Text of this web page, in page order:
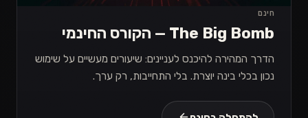
חינם
The Big Bomb — הקורס החינמי
הדרך המהירה להיכנס לעניינים: שיעורים מעשיים על שימוש
נכון בכלי בינה יוצרת. בלי התחייבות, רק ערך.